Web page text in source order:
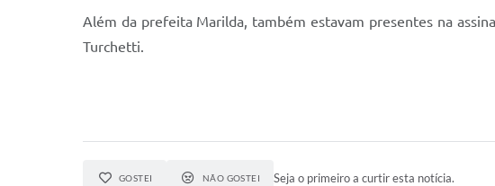
Além da prefeita Marilda, também estavam presentes na
Turchetti.
GOSTEI NÃO GOSTEI Seja o primeiro a curtir esta notícia.